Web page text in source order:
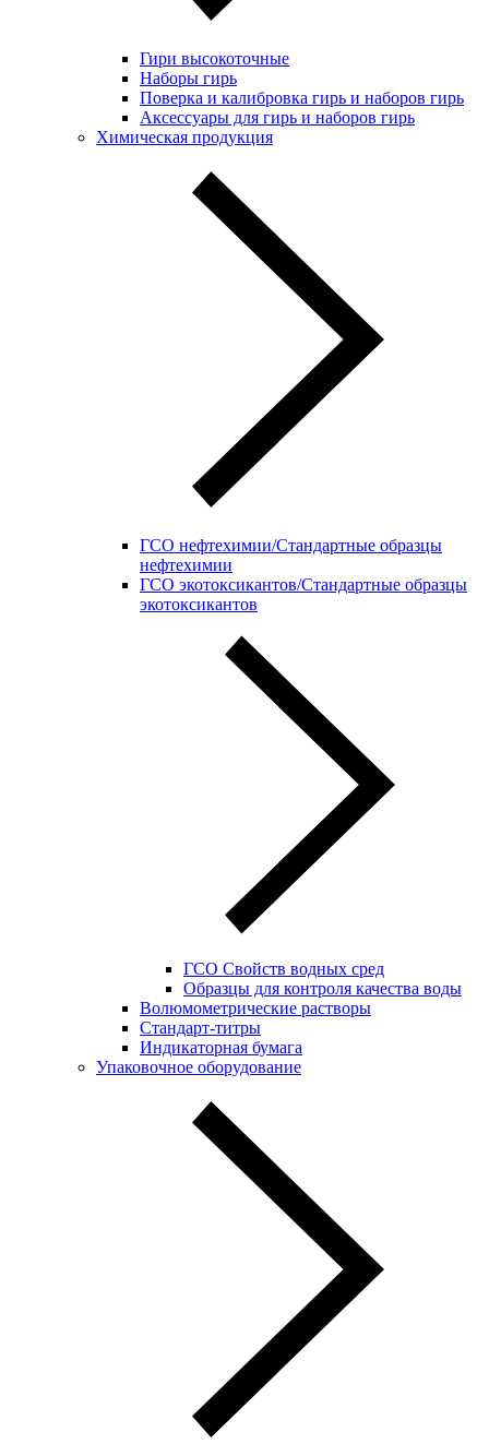
Гири высокоточные
Наборы гирь
Поверка и калибровка гирь и наборов гирь
Аксессуары для гирь и наборов гирь
Химическая продукция
ГСО нефтехимии/Стандартные образцы
нефтехимии
ГСО экотоксикантов/Стандартные образцы
экотоксикантов
ГСО Свойств водных сред
Образцы для контроля качества воды
Волюмометрические растворы
Стандарт-титры
Индикаторная бумага
Упаковочное оборудование